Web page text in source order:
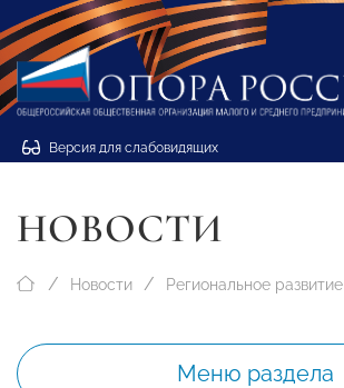
Версия для слабовидящих
НОВОСТИ
Новости Региональное развитие
Меню раздела